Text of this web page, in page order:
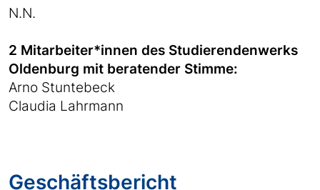
N.N.
2 Mitarbeiter*innen des Studierendenwerks
Oldenburg mit beratender Stimme:
Arno Stuntebeck
Claudia Lahrmann
Geschäftsbericht